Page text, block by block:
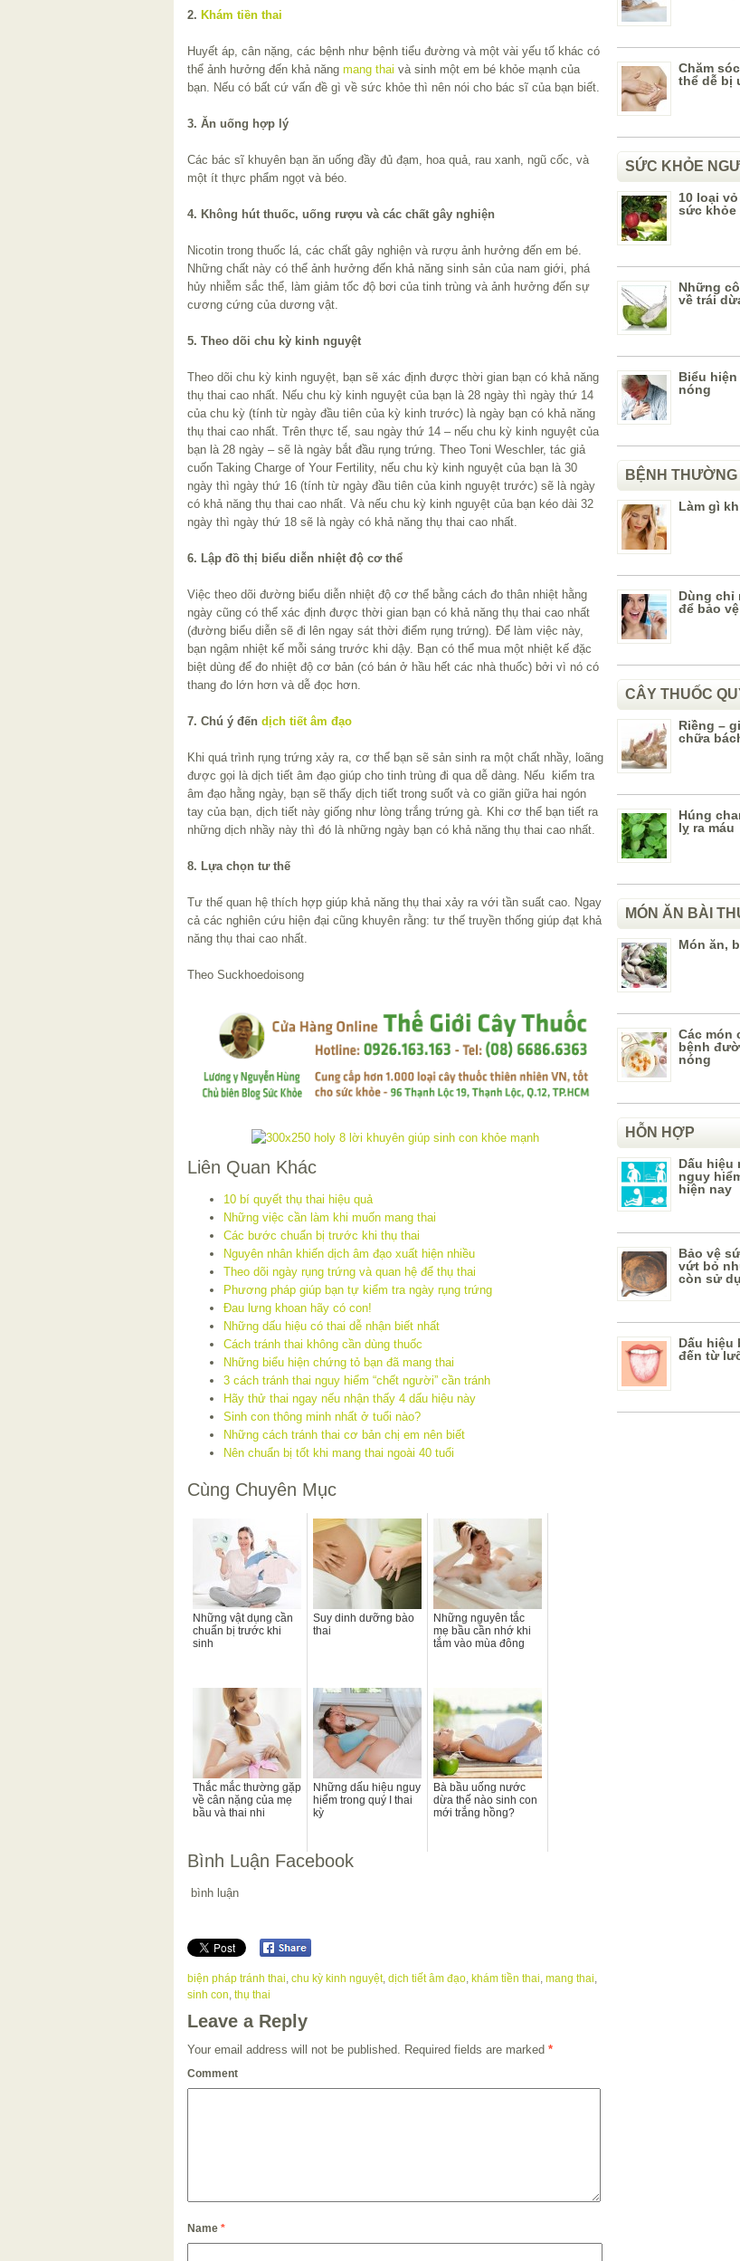
2. Khám tiền thai
Huyết áp, cân nặng, các bệnh như bệnh tiểu đường và một vài yếu tố khác có
thể ảnh hưởng đến khả năng mang thai và sinh một em bé khỏe mạnh của
bạn. Nếu có bất cứ vấn đề gì về sức khỏe thì nên nói cho bác sĩ của bạn biết.
3. Ăn uống hợp lý
Các bác sĩ khuyên bạn ăn uống đầy đủ đạm, hoa quả, rau xanh, ngũ cốc, và
một ít thực phẩm ngọt và béo.
4. Không hút thuốc, uống rượu và các chất gây nghiện
Nicotin trong thuốc lá, các chất gây nghiện và rượu ảnh hưởng đến em bé.
Những chất này có thể ảnh hưởng đến khả năng sinh sản của nam giới, phá
hủy nhiễm sắc thể, làm giảm tốc độ bơi của tinh trùng và ảnh hưởng đến sự
cương cứng của dương vật.
5. Theo dõi chu kỳ kinh nguyệt
Theo dõi chu kỳ kinh nguyệt, bạn sẽ xác định được thời gian bạn có khả năng
thụ thai cao nhất. Nếu chu kỳ kinh nguyệt của bạn là 28 ngày thì ngày thứ 14
của chu kỳ (tính từ ngày đầu tiên của kỳ kinh trước) là ngày bạn có khả năng
thụ thai cao nhất. Trên thực tế, sau ngày thứ 14 – nếu chu kỳ kinh nguyệt của
bạn là 28 ngày – sẽ là ngày bắt đầu rụng trứng. Theo Toni Weschler, tác giả
cuốn Taking Charge of Your Fertility, nếu chu kỳ kinh nguyệt của bạn là 30
ngày thì ngày thứ 16 (tính từ ngày đầu tiên của kinh nguyệt trước) sẽ là ngày
có khả năng thụ thai cao nhất. Và nếu chu kỳ kinh nguyệt của bạn kéo dài 32
ngày thì ngày thứ 18 sẽ là ngày có khả năng thụ thai cao nhất.
6. Lập đồ thị biểu diễn nhiệt độ cơ thể
Việc theo dõi đường biểu diễn nhiệt độ cơ thể bằng cách đo thân nhiệt hằng
ngày cũng có thể xác định được thời gian bạn có khả năng thụ thai cao nhất
(đường biểu diễn sẽ đi lên ngay sát thời điểm rụng trứng). Để làm việc này,
bạn ngậm nhiệt kế mỗi sáng trước khi dậy. Bạn có thể mua một nhiệt kế đặc
biệt dùng để đo nhiệt độ cơ bản (có bán ở hầu hết các nhà thuốc) bởi vì nó có
thang đo lớn hơn và dễ đọc hơn.
7. Chú ý đến dịch tiết âm đạo
Khi quá trình rụng trứng xảy ra, cơ thể bạn sẽ sản sinh ra một chất nhầy, loãng
được gọi là dịch tiết âm đạo giúp cho tinh trùng đi qua dễ dàng. Nếu kiểm tra
âm đạo hằng ngày, bạn sẽ thấy dịch tiết trong suốt và co giãn giữa hai ngón
tay của bạn, dịch tiết này giống như lòng trắng trứng gà. Khi cơ thể bạn tiết ra
những dịch nhầy này thì đó là những ngày bạn có khả năng thụ thai cao nhất.
8. Lựa chọn tư thế
Tư thế quan hệ thích hợp giúp khả năng thụ thai xảy ra với tần suất cao. Ngay
cả các nghiên cứu hiện đại cũng khuyên rằng: tư thế truyền thống giúp đạt khả
năng thụ thai cao nhất.
Theo Suckhoedoisong
Liên Quan Khác
10 bí quyết thụ thai hiệu quả
Những việc cần làm khi muốn mang thai
Các bước chuẩn bị trước khi thụ thai
Nguyên nhân khiến dịch âm đạo xuất hiện nhiều
Theo dõi ngày rụng trứng và quan hệ để thụ thai
Phương pháp giúp bạn tự kiểm tra ngày rụng trứng
Đau lưng khoan hãy có con!
Những dấu hiệu có thai dễ nhận biết nhất
Cách tránh thai không cần dùng thuốc
Những biểu hiện chứng tỏ bạn đã mang thai
3 cách tránh thai nguy hiểm “chết người” cần tránh
Hãy thử thai ngay nếu nhận thấy 4 dấu hiệu này
Sinh con thông minh nhất ở tuổi nào?
Những cách tránh thai cơ bản chị em nên biết
Nên chuẩn bị tốt khi mang thai ngoài 40 tuổi
Cùng Chuyên Mục
Những vật dụng cần
chuẩn bị trước khi
sinh
Suy dinh dưỡng bào
thai
Những nguyên tắc
mẹ bầu cần nhớ khi
tắm vào mùa đông
Thắc mắc thường gặp
về cân nặng của mẹ
bầu và thai nhi
Những dấu hiệu nguy
hiểm trong quý I thai
kỳ
Bà bầu uống nước
dừa thế nào sinh con
mới trắng hồng?
Bình Luận Facebook
bình luận
biện pháp tránh thai, chu kỳ kinh nguyệt, dịch tiết âm đạo, khám tiền thai, mang thai,
sinh con, thụ thai
Leave a Reply
Your email address will not be published. Required fields are marked *
Comment
Name *
Chăm
thể dễ bị
SỨC KHỎE
10 loại
sức khỏe
Những
về trái
Biểu
nóng
BỆNH THƯỜNG
Làm gì
Dùng chỉ
để bảo
CÂY THUỐC
Riềng –
chữa
Húng
lỵ ra máu
MÓN ĂN BÀI
Món ăn,
Các món
bệnh
nóng
HỖN HỢP
Dấu hiệu
nguy
hiện nay
Bảo vệ
vứt bỏ
còn sử
Dấu hiệu
đến từ